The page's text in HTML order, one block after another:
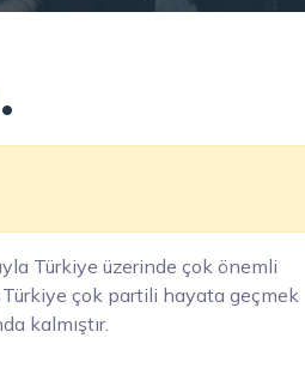
Türkiye üzerinde çok önemli
Türkiye çok partili hayata geçmek
kalmıştır.